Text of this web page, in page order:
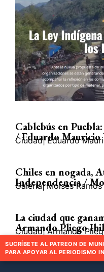
Cablebús en
/ Eduardo Mauricio
Ciudad| Eduardo
Chiles en nogada,
Independencia /
Galería| Moisés
La ciudad que
Armando Pliego
Ciudad| Armando
SUCRÍBETE AL PATREON DE
PARA APOYAR AL PERIODISMO